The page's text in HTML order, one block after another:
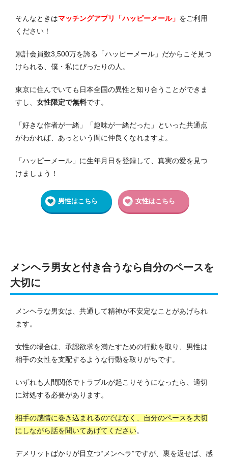
そんなときはマッチングアプリ「ハッピーメール」 をご利用
ください！
累計会員数3,500万を誇る「ハッピーメール」だからこそ見つ
けられる、僕・私にぴったりの人。
東京に住んでいても日本全国の異性と知り合うことができま
すし、 女性限定で無料です。
「好きな作者が一緒」「趣味が一緒だった」といった共通点
がわかれば、あっという間に仲良くなれますよ。
「ハッピーメール」に生年月日を登録して、真実の愛を見つ
けましょう！
男性はこちら 女性はこちら
メンヘラ男女と付き合うなら自分のペースを
大切に
メンヘラな男女は、共通して精神が不安定なことがあげられ
ます。
女性の場合は、承認欲求を満たすための行動を取り、男性は
相手の女性を支配するような行動を取りがちです。
いずれも人間関係でトラブルが起こりそうになったら、適切
に対処する必要があります。
相手の感情に巻き込まれるのではなく、自分のペースを大切
にしながら話を聞いてあげてください。
デメリットばかりが目立つ“メンヘラ”ですが、裏を返せば、感